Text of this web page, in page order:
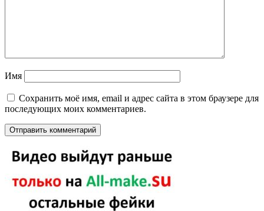
Имя
Сохранить моё имя, email и адрес сайта в этом браузере для
последующих моих комментариев.